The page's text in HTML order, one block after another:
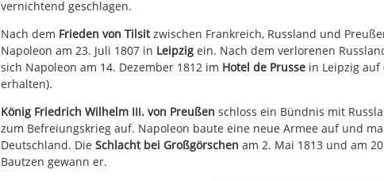
vernichtend geschlagen.
Nach dem Frieden von Tilsitzwischen Frankreich, Russland und
Napoleon am 23. Juli 1807 in Leipzig ein. Nach dem verlorenen
sich Napoleon am 14. Dezember 1812 im Hotel de Prusse in Leipzig auf
erhalten).
König Friedrich Wilhelm III. von Preußen schloss ein Bündnis mit
zum Befreiungskrieg auf. Napoleon baute eine neue Armee auf und
Deutschland. Die Schlacht bei Großgörschen am 2. Mai 1813 und am
Bautzen gewann er.